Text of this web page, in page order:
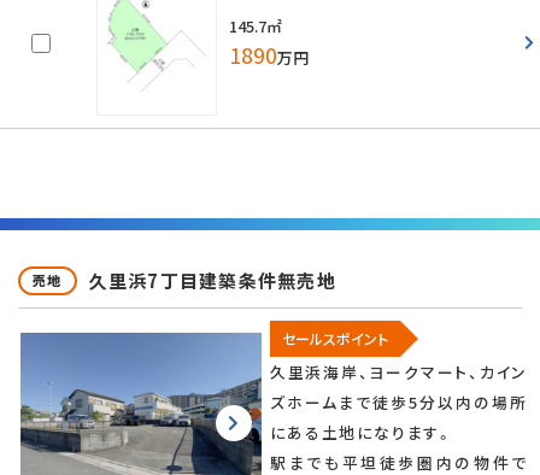
145.7㎡
1890万円
売地 久里浜7丁目建築条件無売地
セールスポイント
久里浜海岸、ヨークマート、カイン
ズホームまで徒歩5分以内の場所
にある土地になります。
駅までも平坦徒歩圏内の物件で